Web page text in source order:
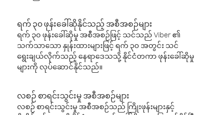
ရက် ၃၀ ဖုန်းခေါ်ဆိုနိုင်သည့် အစီအစဉ်များ
ရက် ၃၀ ဖုန်းခေါ်ဆိုမှု အစီအစဉ်ဖြင့် သင်သည် Viber ၏
သက်သာသော နှုန်းထားများဖြင့် ရက် ၃၀ အတွင်း သင်
ရွေးချယ်လိုက်သည့် နေရာဒေသသို့ နိုင်ငံတကာ ဖုန်းခေါ်ဆိုမှု
များကို လုပ်ဆောင်နိုင်သည်။
လစဉ် စာရင်းသွင်းမှု အစီအစဉ်များ
လစဉ် စာရင်းသွင်းမှု အစီအစဉ်သည် ကြိုးဖုန်းများနှင့်